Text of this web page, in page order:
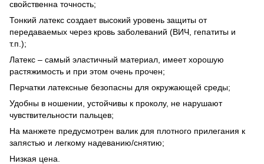
свойственна точность;
Тонкий латекс создает высокий уровень защиты от
передаваемых через кровь заболеваний (ВИЧ, гепатиты и
т.п.);
Латекс – самый эластичный материал, имеет хорошую
растяжимость и при этом очень прочен;
Перчатки латексные безопасны для окружающей среды;
Удобны в ношении, устойчивы к проколу, не нарушают
чувствительности пальцев;
На манжете предусмотрен валик для плотного прилегания к
запястью и легкому надеванию/снятию;
Низкая цена.